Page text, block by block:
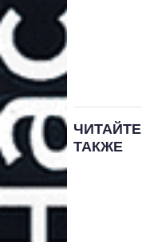
ЧИТАЙТЕ
ТАКЖЕ